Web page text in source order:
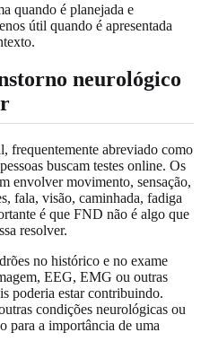
quando é planejada e
útil quando é apresentada
neurológico
frequentemente abreviado como
buscam testes online. Os
envolver movimento, sensação,
fala, visão, caminhada, fadiga
é que FND não é algo que
resolver.
no histórico e no exame
EEG, EMG ou outras
poderia estar contribuindo.
condições neurológicas ou
para a importância de uma